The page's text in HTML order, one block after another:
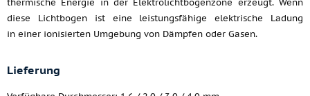
thermische Energie in der Elektrolichtbogenzone erzeugt. Wenn
diese Lichtbogen ist eine leistungsfähige elektrische Ladung
in einer ionisierten Umgebung von Dämpfen oder Gasen.
Lieferung